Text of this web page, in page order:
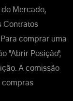
Mercado,
Contratos
comprar uma
"Abrir Posição",
A comissão
compras